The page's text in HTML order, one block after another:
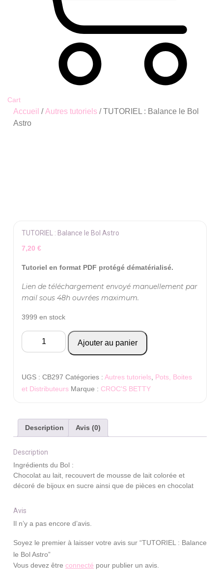
Cart
Accueil /Autres tutoriels / TUTORIEL : Balance le Bol
Astro
TUTORIEL : Balance le Bol Astro
7,20 €
Tutoriel en format PDF protégé dématérialisé.
Lien de téléchargement envoyé manuellement par
mail sous 48h ouvrées maximum.
3999 en stock
quantité
de
Astro
Ajouter au panier
UGS : CB297 Catégories : Autres tutoriels, Pots, Boites
et Distributeurs Marque : CROC'S BETTY
Description Avis (0)
Description
Ingrédients du Bol :
Chocolat au lait, recouvert de mousse de lait colorée et
décoré de bijoux en sucre ainsi que de pièces en chocolat
Avis
Il n’y a pas encore d’avis.
Soyez le premier à laisser votre avis sur “TUTORIEL : Balance
le Bol Astro”
Vous devez être connecté pour publier un avis.